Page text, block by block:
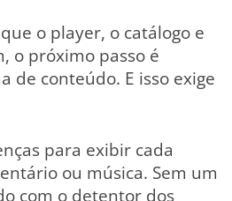
o player, o catálogo e
o próximo passo é
de conteúdo. E isso exige
para exibir cada
ou música. Sem um
com o detentor dos